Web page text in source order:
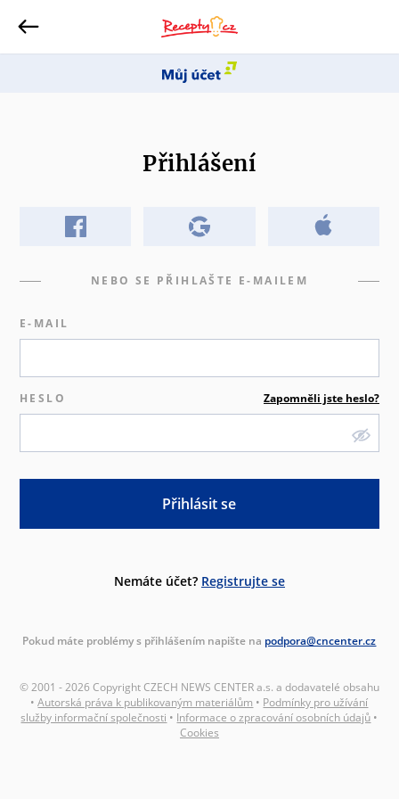
Přihlášení
NEBO SE PŘIHLAŠTE E-MAILEM
E-MAIL
HESLO Zapomněli jste heslo?
Přihlásit se
Nemáte účet? Registrujte se
Pokud máte problémy s přihlášením napište na podpora@cncenter.cz
© 2001 - 2026 Copyright CZECH NEWS CENTER a.s. a dodavatelé obsahu
•Autorská práva k publikovaným materiálům • Podmínky pro užívání
služby informační společnosti • Informace o zpracování osobních údajů •
Cookies